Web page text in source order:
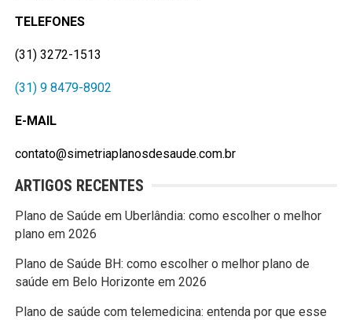
TELEFONES
(31) 3272-1513
(31) 9 8479-8902
E-MAIL
contato@simetriaplanosdesaude.com.br
ARTIGOS RECENTES
Plano de Saúde em Uberlândia: como escolher o melhor
plano em 2026
Plano de Saúde BH: como escolher o melhor plano de
saúde em Belo Horizonte em 2026
Plano de saúde com telemedicina: entenda por que esse